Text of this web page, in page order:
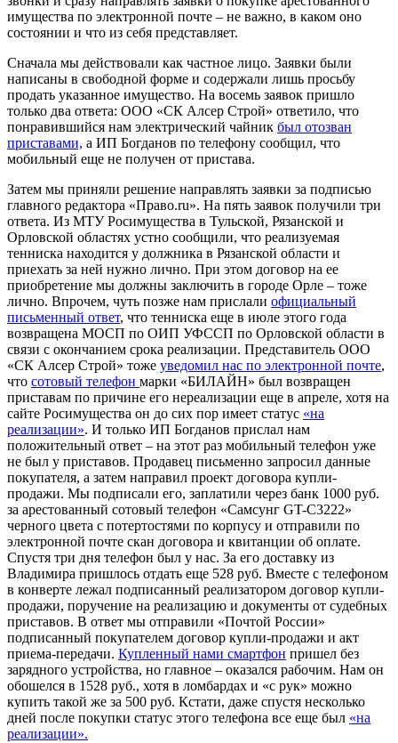
имущества по электронной почте – не важно, в каком оно
состоянии и что из себя представляет.
Сначала мы действовали как частное лицо. Заявки были
написаны в свободной форме и содержали лишь просьбу
продать указанное имущество. На восемь заявок пришло
только два ответа: ООО «СК Алсер Строй» ответило, что
понравившийся нам электрический чайник был отозван
приставами, а ИП Богданов по телефону сообщил, что
мобильный еще не получен от пристава.
Затем мы приняли решение направлять заявки за подписью
главного редактора «Право.ru». На пять заявок получили три
ответа. Из МТУ Росимущества в Тульской, Рязанской и
Орловской областях устно сообщили, что реализуемая
тенниска находится у должника в Рязанской области и
приехать за ней нужно лично. При этом договор на ее
приобретение мы должны заключить в городе Орле – тоже
лично. Впрочем, чуть позже нам прислали официальный
письменный ответ, что тенниска еще в июле этого года
возвращена МОСП по ОИП УФССП по Орловской области в
связи с окончанием срока реализации. Представитель ООО
«СК Алсер Строй» тоже уведомил нас по электронной почте,
что сотовый телефон марки «БИЛАЙН» был возвращен
приставам по причине его нереализации еще в апреле, хотя на
сайте Росимущества он до сих пор имеет статус «на
реализации». И только ИП Богданов прислал нам
положительный ответ – на этот раз мобильный телефон уже
не был у приставов. Продавец письменно запросил данные
покупателя, а затем направил проект договора купли-
продажи. Мы подписали его, заплатили через банк 1000 руб.
за арестованный сотовый телефон «Самсунг GT-C3222»
черного цвета с потертостями по корпусу и отправили по
электронной почте скан договора и квитанции об оплате.
Спустя три дня телефон был у нас. За его доставку из
Владимира пришлось отдать еще 528 руб. Вместе с телефоном
в конверте лежал подписанный реализатором договор купли-
продажи, поручение на реализацию и документы от судебных
приставов. В ответ мы отправили «Почтой России»
подписанный покупателем договор купли-продажи и акт
приема-передачи. Купленный нами смартфон пришел без
зарядного устройства, но главное – оказался рабочим. Нам он
обошелся в 1528 руб., хотя в ломбардах и «с рук» можно
купить такой же за 500 руб. Кстати, даже спустя несколько
дней после покупки статус этого телефона все еще был «на
реализации».